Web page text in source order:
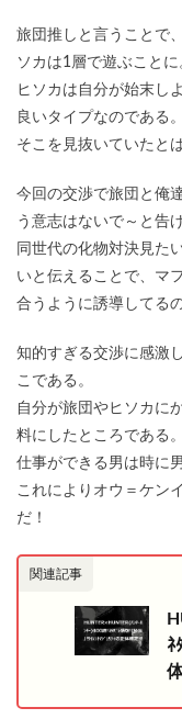
旅団推しと言うことで
ソカは1層で遊ぶことに
ヒソカは自分が始末し
良いタイプなのである。
そこを見抜いていたと
今回の交渉で旅団と俺
う意志はないで～と告
同世代の化物対決見た
いと伝えることで、マ
合うように誘導してる
知的すぎる交渉に感激
こである。
自分が旅団やヒソカに
料にしたところである。
仕事ができる男は時に
これによりオウ＝ケン
だ！
関連記事
ﾈ